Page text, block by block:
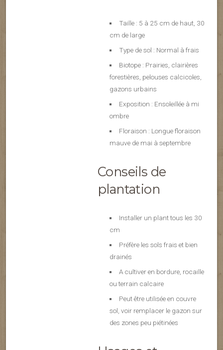
Taille : 5 à 25 cm de haut, 30
cm de large
Type de sol : Normal à frais
Biotope : Prairies, clairières
forestières, pelouses calcicoles,
gazons urbains
Exposition : Ensoleillée à mi
ombre
Floraison : Longue floraison
mauve de mai à septembre
Conseils de
plantation
Installer un plant tous les 30
cm
Préfère les sols frais et bien
drainés
A cultiver en bordure, rocaille
ou terrain calcaire
Peut être utilisée en couvre
sol, voir remplacer le gazon sur
des zones peu piétinées